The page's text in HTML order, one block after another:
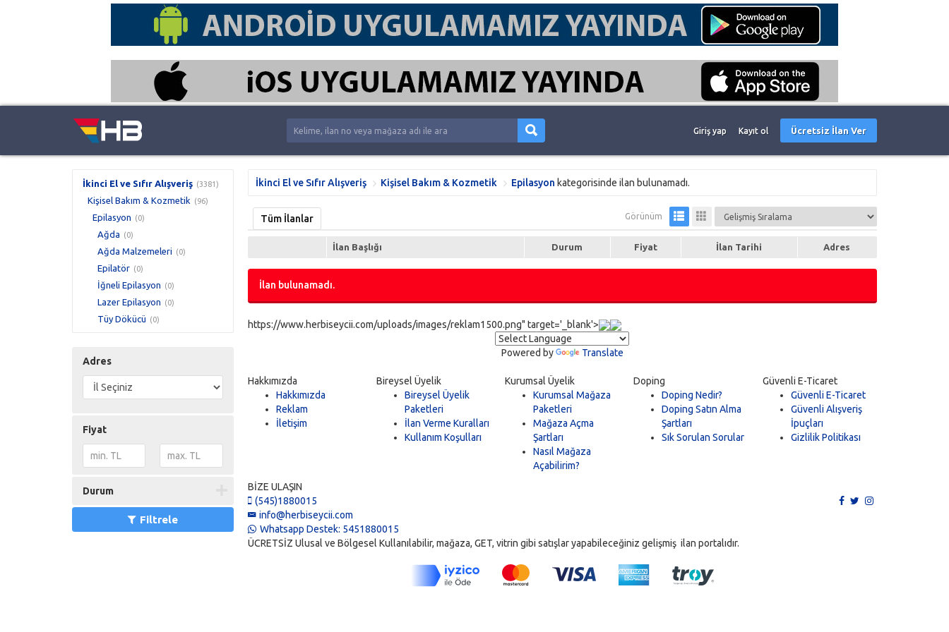
Giriş yap Kayıt ol Ücretsiz İlan Ver
İkinci El ve Sıfır Alışveriş (3381)
Kişisel Bakım & Kozmetik (96)
Epilasyon (0)
Ağda (0)
Ağda Malzemeleri (0)
Epilatör (0)
İğneli Epilasyon (0)
Lazer Epilasyon (0)
Tüy Dökücü (0)
Adres
Fiyat
Durum
Filtrele
İkinci El ve Sıfır Alışveriş Kişisel Bakım & Kozmetik Epilasyon kategorisinde ilan bulunamadı.
Tüm İlanlar Görünüm
İlan Başlığı Durum Fiyat İlan Tarihi Adres
İlan bulunamadı.
https://www.herbiseycii.com/uploads/images/reklam1500.png" target='_blank'>
Powered by Translate
Hakkımızda
Hakkımızda
Reklam
İletişim
Bireysel Üyelik
Bireysel Üyelik
Paketleri
İlan Verme Kuralları
Kullanım Koşulları
Kurumsal Üyelik
Kurumsal Mağaza
Paketleri
Mağaza Açma
Şartları
Nasıl Mağaza
Açabilirim?
Doping
Doping Nedir?
Doping Satın Alma
Şartları
Sık Sorulan Sorular
Güvenli E-Ticaret
Güvenli E-Ticaret
Güvenli Alışveriş
İpuçları
Gizlilik Politikası
BİZE ULAŞIN
(545)1880015
info@herbiseycii.com
Whatsapp Destek: 5451880015
ÜCRETSİZ Ulusal ve Bölgesel Kullanılabilir, mağaza, GET, vitrin gibi satışlar yapabileceğiniz gelişmiş ilan portalıdır.